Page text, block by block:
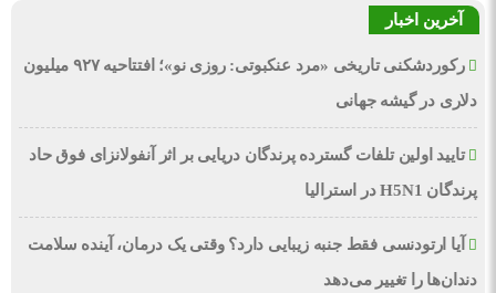
آخرین اخبار
رکوردشکنی تاریخی «مرد عنکبوتی: روزی نو»؛ افتتاحیه ۹۲۷ میلیون
دلاری در گیشه جهانی
تایید اولین تلفات گسترده پرندگان دریایی بر اثر آنفولانزای فوق حاد
پرندگان H5N1 در استرالیا
آیا ارتودنسی فقط جنبه زیبایی دارد؟ وقتی یک درمان، آینده سلامت
دندان‌ها را تغییر می‌دهد